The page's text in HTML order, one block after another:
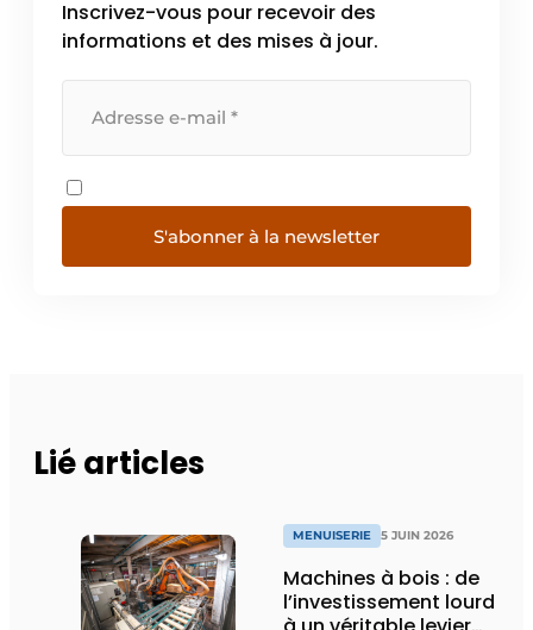
Inscrivez-vous pour recevoir des
informations et des mises à jour.
S'abonner à la newsletter
Lié articles
MENUISERIE 5 JUIN 2026
Machines à bois : de
l’investissement lourd